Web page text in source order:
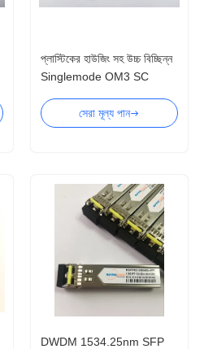
প্লাস্টিকের হাউজিং সহ উচ্চ বিচ্ছিন্ন
Singlemode OM3 SC
সেরা মূল্য পান
DWDM 1534.25nm SFP